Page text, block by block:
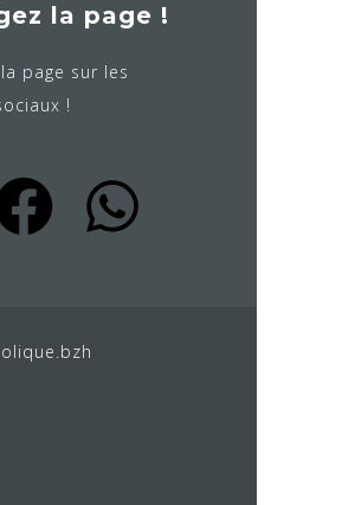
la page !
page sur les
!